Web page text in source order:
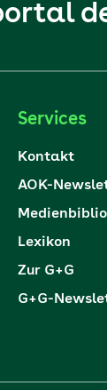
Services
Kontakt
AOK-
Lexikon
Zur G+G
G+G-